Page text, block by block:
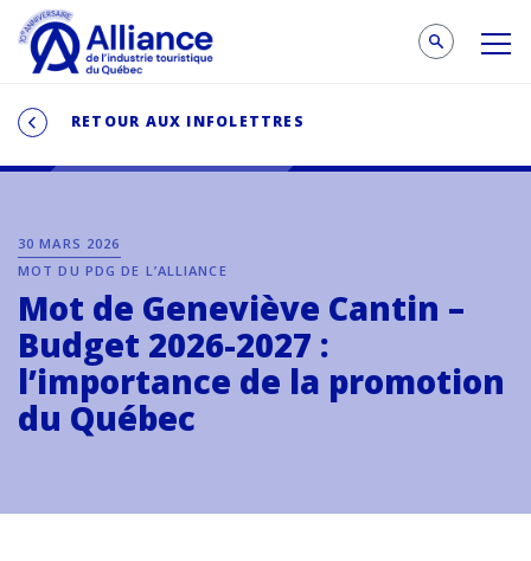
RETOUR AUX INFOLETTRES
30 MARS 2026
MOT DU PDG DE L’ALLIANCE
Mot de Geneviève Cantin –
Budget 2026-2027 :
l’importance de la promotion
du Québec